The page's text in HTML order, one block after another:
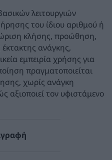
λειτουργιών
του ίδιου αριθμού ή
κλήσης, προώθηση,
ανάγκης,
εμπειρία χρήσης για
πραγματοποιείται
χωρίς ανάγκη
αξιοποιεί τον υφιστάμενο